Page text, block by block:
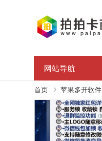
网站导航
首页 苹果多开软件